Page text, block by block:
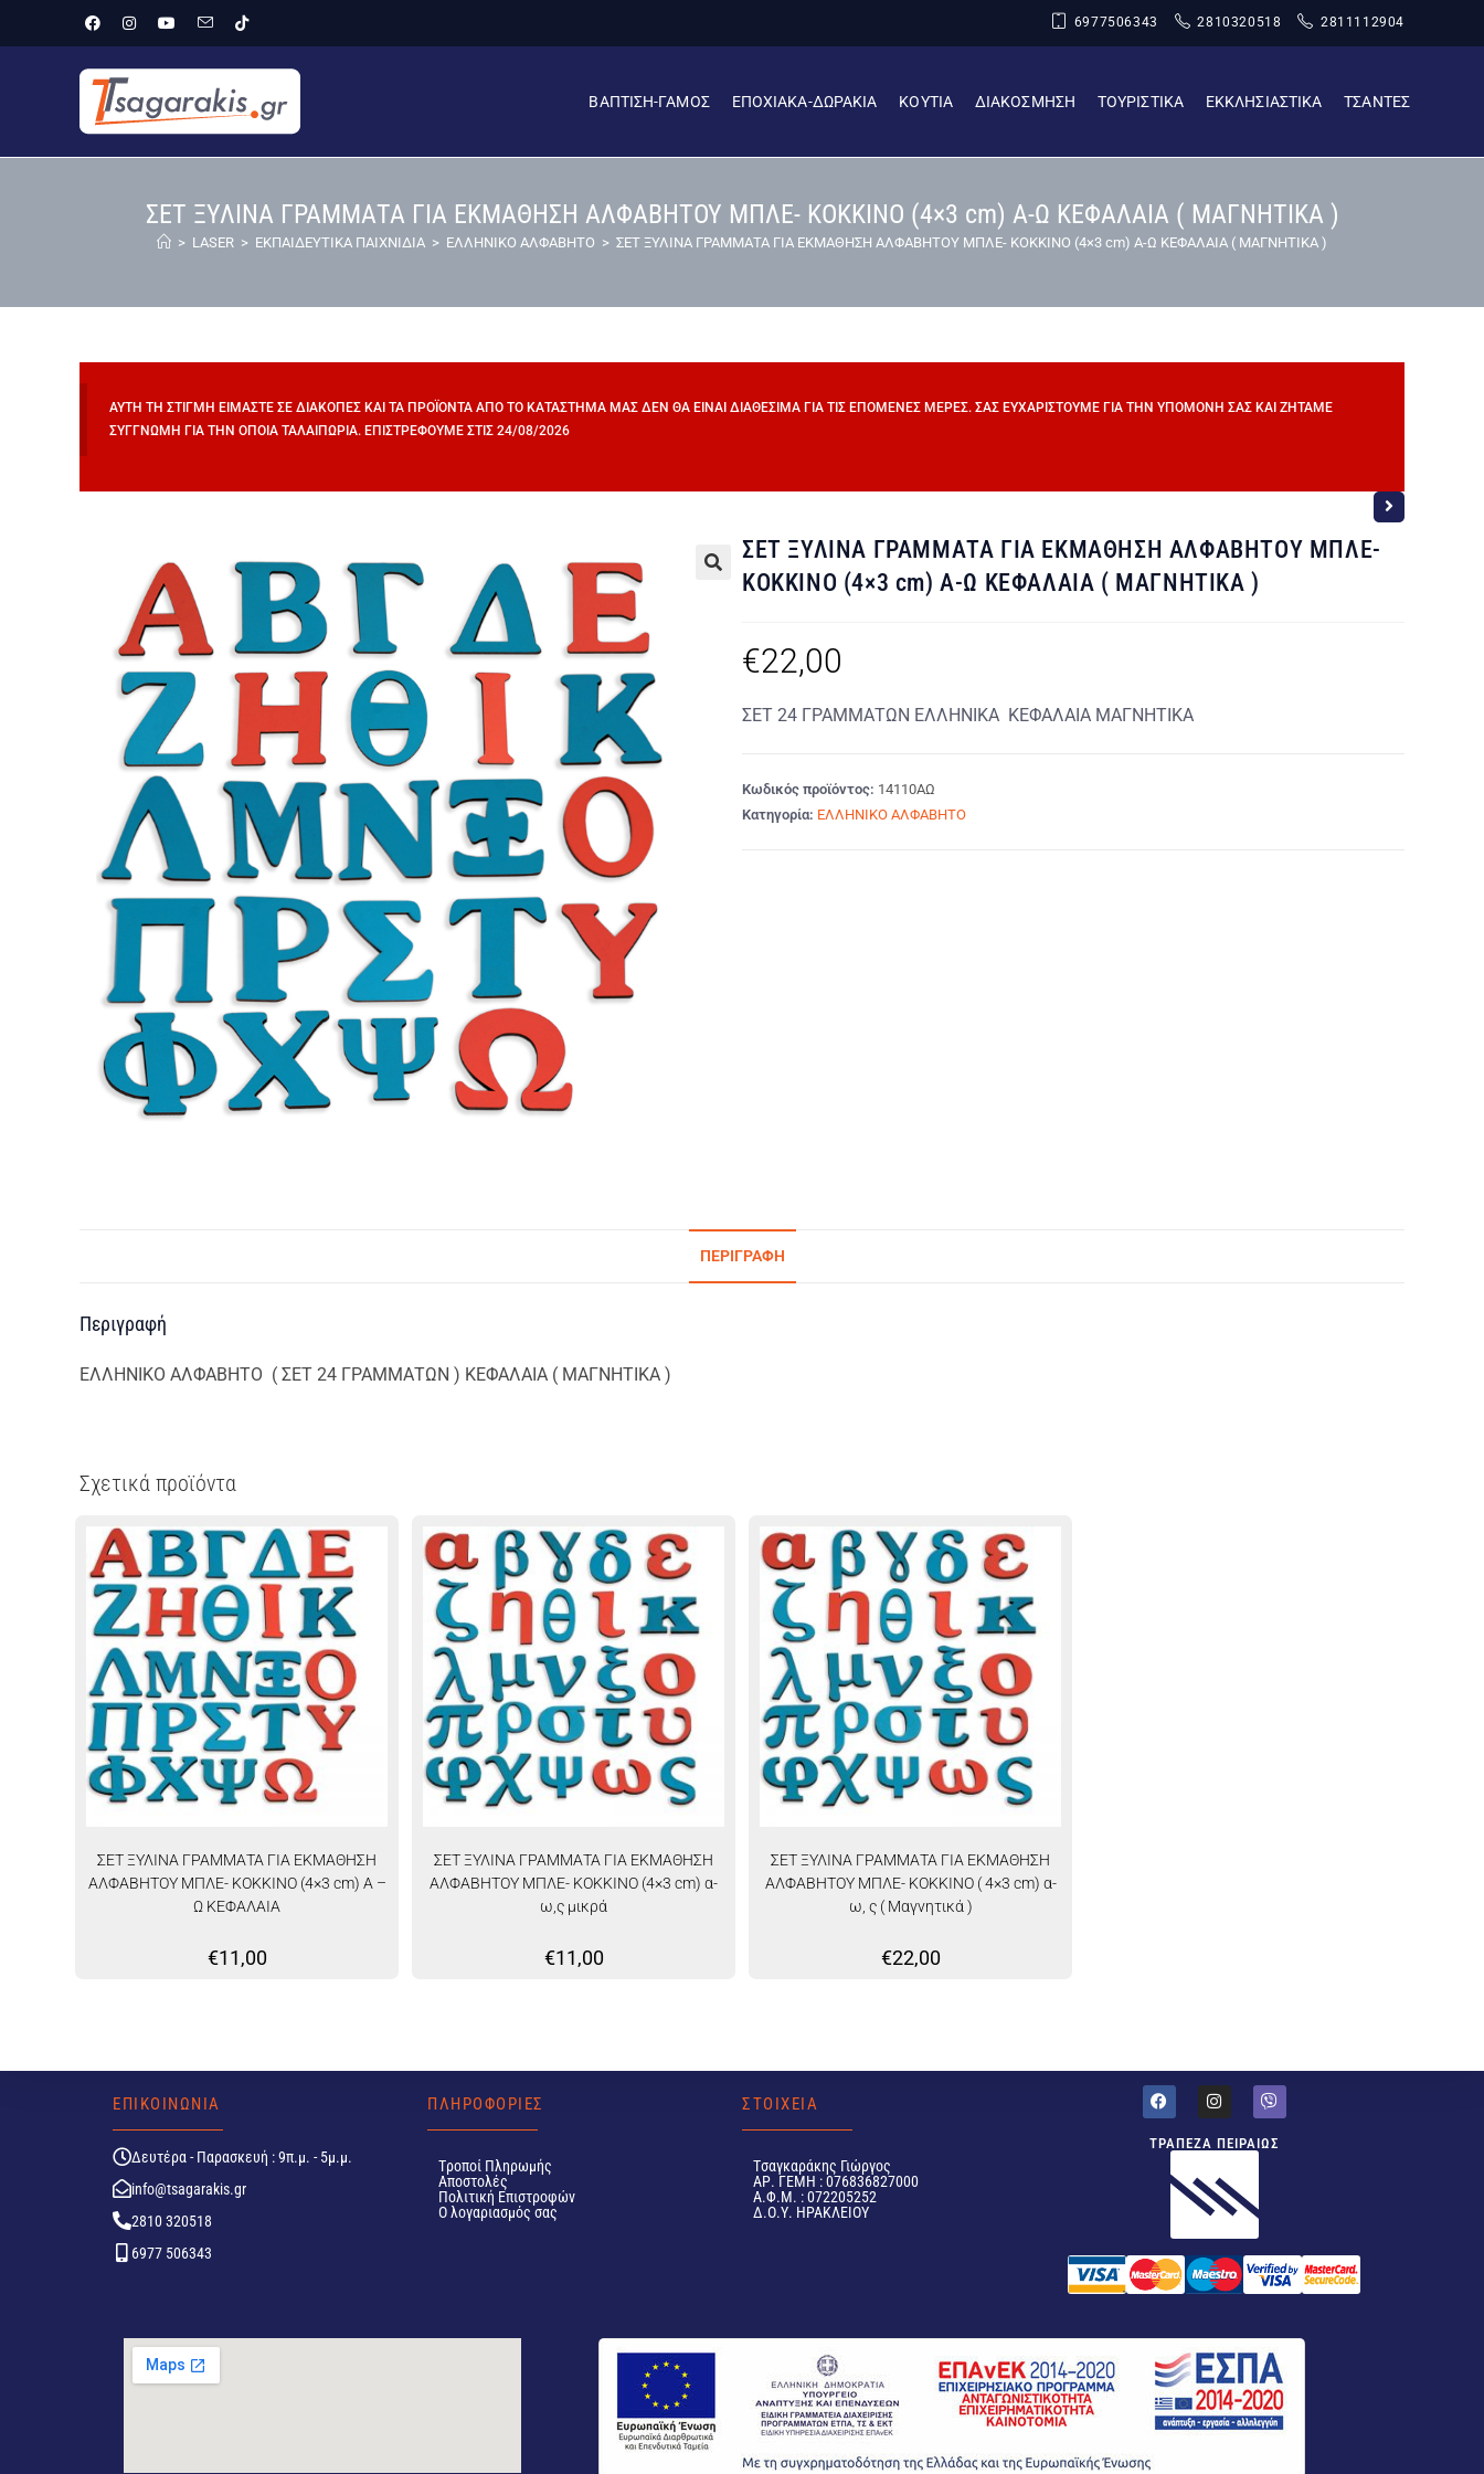
6977506343 2810320518 2811112904
ΒΑΠΤΙΣΗ-ΓΑΜΟΣ ΕΠΟΧΙΑΚΑ-ΔΩΡΑΚΙΑ ΚΟΥΤΙΑ ΔΙΑΚΟΣΜΗΣΗ ΤΟΥΡΙΣΤΙΚΑ ΕΚΚΛΗΣΙΑΣΤΙΚΑ ΤΣΑΝΤΕΣ
ΣΕΤ ΞΥΛΙΝΑ ΓΡΑΜΜΑΤΑ ΓΙΑ ΕΚΜΑΘΗΣΗ ΑΛΦΑΒΗΤΟΥ ΜΠΛΕ- ΚΟΚΚΙΝΟ (4×3 cm) Α-Ω ΚΕΦΑΛΑΙΑ ( ΜΑΓΝΗΤΙΚΑ )
> LASER > ΕΚΠΑΙΔΕΥΤΙΚΑ ΠΑΙΧΝΙΔΙΑ > ΕΛΛΗΝΙΚΟ ΑΛΦΑΒΗΤΟ > ΣΕΤ ΞΥΛΙΝΑ ΓΡΑΜΜΑΤΑ ΓΙΑ ΕΚΜΑΘΗΣΗ ΑΛΦΑΒΗΤΟΥ ΜΠΛΕ- ΚΟΚΚΙΝΟ (4×3 cm) Α-Ω ΚΕΦΑΛΑΙΑ ( ΜΑΓΝΗΤΙΚΑ )
ΑΥΤΉ ΤΗ ΣΤΙΓΜΉ ΕΊΜΑΣΤΕ ΣΕ ΔΙΑΚΟΠΈΣ ΚΑΙ ΤΑ ΠΡΟΪΌΝΤΑ ΑΠΌ ΤΟ ΚΑΤΆΣΤΗΜΆ ΜΑΣ ΔΕΝ ΘΑ ΕΊΝΑΙ ΔΙΑΘΈΣΙΜΑ ΓΙΑ ΤΙΣ ΕΠΌΜΕΝΕΣ ΜΈΡΕΣ. ΣΑΣ ΕΥΧΑΡΙΣΤΟΎΜΕ ΓΙΑ ΤΗΝ ΥΠΟΜΟΝΉ ΣΑΣ ΚΑΙ ΖΗΤΆΜΕ
ΣΥΓΓΝΏΜΗ ΓΙΑ ΤΗΝ ΌΠΟΙΑ ΤΑΛΑΙΠΩΡΊΑ. ΕΠΙΣΤΡΈΦΟΥΜΕ ΣΤΙΣ 24/08/2026
ΣΕΤ ΞΥΛΙΝΑ ΓΡΑΜΜΑΤΑ ΓΙΑ ΕΚΜΑΘΗΣΗ ΑΛΦΑΒΗΤΟΥ ΜΠΛΕ-
ΚΟΚΚΙΝΟ (4×3 cm) Α-Ω ΚΕΦΑΛΑΙΑ ( ΜΑΓΝΗΤΙΚΑ )
€22,00
ΣΕΤ 24 ΓΡΑΜΜΑΤΩΝ ΕΛΛΗΝΙΚΑ ΚΕΦΑΛΑΙΑ ΜΑΓΝΗΤΙΚΑ
Κωδικός προϊόντος: 14110ΑΩ
Κατηγορία: ΕΛΛΗΝΙΚΟ ΑΛΦΑΒΗΤΟ
ΠΕΡΙΓΡΑΦΉ
Περιγραφή
ΕΛΛΗΝΙΚΟ ΑΛΦΑΒΗΤΟ ( ΣΕΤ 24 ΓΡΑΜΜΑΤΩΝ ) ΚΕΦΑΛΑΙΑ ( ΜΑΓΝΗΤΙΚΑ )
Σχετικά προϊόντα
ΣΕΤ ΞΥΛΙΝΑ ΓΡΑΜΜΑΤΑ ΓΙΑ ΕΚΜΑΘΗΣΗ
ΑΛΦΑΒΗΤΟΥ ΜΠΛΕ- ΚΟΚΚΙΝΟ (4×3 cm) Α –
Ω ΚΕΦΑΛΑΙΑ
€11,00
ΣΕΤ ΞΥΛΙΝΑ ΓΡΑΜΜΑΤΑ ΓΙΑ ΕΚΜΑΘΗΣΗ
ΑΛΦΑΒΗΤΟΥ ΜΠΛΕ- ΚΟΚΚΙΝΟ (4×3 cm) α-
ω,ς μικρά
€11,00
ΣΕΤ ΞΥΛΙΝΑ ΓΡΑΜΜΑΤΑ ΓΙΑ ΕΚΜΑΘΗΣΗ
ΑΛΦΑΒΗΤΟΥ ΜΠΛΕ- ΚΟΚΚΙΝΟ ( 4×3 cm) α-
ω, ς ( Μαγνητικά )
€22,00
ΕΠΙΚΟΙΝΩΝΙΑ
Δευτέρα - Παρασκευή : 9π.μ. - 5μ.μ.
info@tsagarakis.gr
2810 320518
6977 506343
ΠΛΗΡΟΦΟΡΙΕΣ
Tροποί Πληρωμής
Αποστολές
Πολιτική Επιστροφών
Ο λογαριασμός σας
ΣΤΟΙΧΕΙΑ
Tσαγκαράκης Γιώργος
ΑΡ. ΓΕΜΗ : 076836827000
Α.Φ.Μ. : 072205252
Δ.Ο.Υ. ΗΡΑΚΛΕΙΟΥ
ΤΡΑΠΕΖΑ ΠΕΙΡΑΙΩΣ